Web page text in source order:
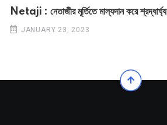
Netaji : নেতাজীর মূর্তিতে মাল্যদান করে শ্রদ্ধার্ঘ্য
JANUARY 23, 2023